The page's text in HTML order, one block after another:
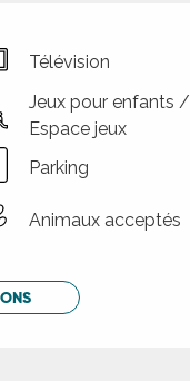
Télévision
Jeux pour enfants /
Espace jeux
Parking
Animaux acceptés